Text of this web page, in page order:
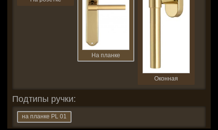
На планке
Оконная
Подтипы ручки:
на планке PL 01